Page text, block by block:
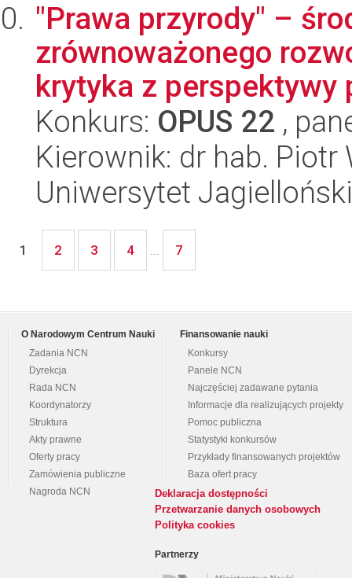
"Prawa przyrody" –
zrównoważonego
krytyka z perspektywy
Konkurs: OPUS 22 ,
Kierownik: dr hab. Piotr
Uniwersytet
1 2 3 4 ... 7
O Narodowym Centrum Nauki
Zadania NCN
Dyrekcja
Rada NCN
Koordynatorzy
Struktura
Akty prawne
Oferty pracy
Zamówienia publiczne
Nagroda NCN
Finansowanie nauki
Konkursy
Panele NCN
Najczęściej zadawane pytania
Informacje dla realizujących projekty
Pomoc publiczna
Statystyki konkursów
Przykłady finansowanych projektów
Baza ofert pracy
Deklaracja dostępności
Przetwarzanie danych osobowych
Polityka cookies
Partnerzy